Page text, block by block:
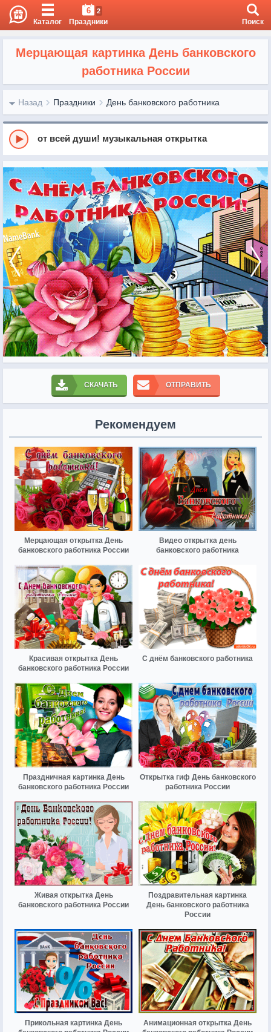
Каталог
6 2
Праздники Поиск
Мерцающая картинка День банковского
работника России
Назад Праздники День банковского работника
от всей души! музыкальная открытка
СКАЧАТЬ ОТПРАВИТЬ
Рекомендуем
Мерцающая открытка День
банковского работника России
Видео открытка день
банковского работника
Красивая открытка День
банковского работника России
С днём банковского работника
Праздничная картинка День
банковского работника России
Открытка гиф День банковского
работника России
Живая открытка День
банковского работника России
Поздравительная картинка
День банковского работника
России
Прикольная картинка День
Анимационная открытка День